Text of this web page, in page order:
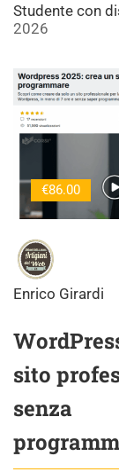
Studente con
2026
€86.00
Enrico Girardi
sito
senza